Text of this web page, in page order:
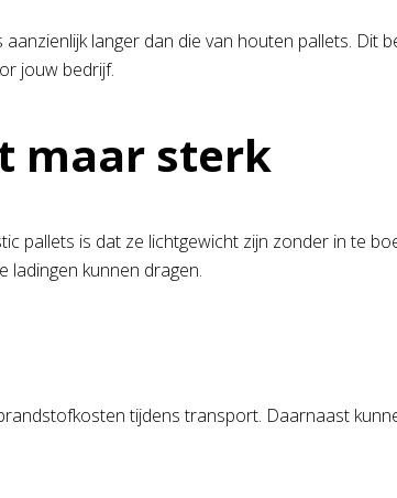
aanzienlijk langer dan die van houten pallets.
jouw bedrijf.
maar sterk
pallets is dat ze lichtgewicht zijn zonder in te
ladingen kunnen dragen.
tijdens transport. Daarnaast